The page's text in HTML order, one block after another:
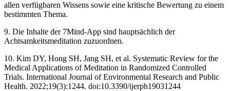
allen verfügbaren Wissens sowie eine kritische Bewertung zu einem
bestimmten Thema.
9. Die Inhalte der 7Mind-App sind hauptsächlich der
Achtsamkeitsmeditation zuzuordnen.
10. Kim DY, Hong SH, Jang SH, et al. Systematic Review for the
Medical Applications of Meditation in Randomized Controlled
Trials. International Journal of Environmental Research and Public
Health. 2022;19(3):1244. doi:10.3390/ijerph19031244